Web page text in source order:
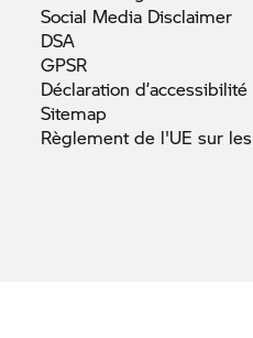
Social Media Disclaimer
DSA
GPSR
Déclarationd’accessibilité
Sitemap
Règlement de l'UE sur les